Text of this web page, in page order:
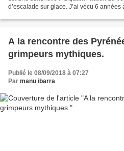
d’escalade sur glace. J’ai vécu 6
A la rencontre des
grimpeurs mythiques.
Publié le 08/09/2018 à 07:27
Par manu ibarra